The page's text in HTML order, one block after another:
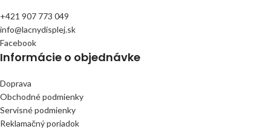
+421 907 773 049
info@lacnydisplej.sk
Facebook
Informácie o objednávke
Doprava
Obchodné podmienky
Servisné podmienky
Reklamačný poriadok